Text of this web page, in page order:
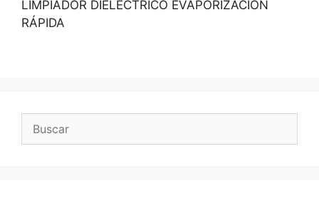
LIMPIADOR DIELÉCTRICO EVAPORIZACIÓN
RÁPIDA